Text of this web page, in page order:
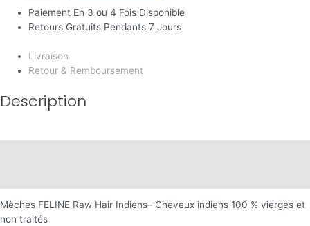
Paiement En 3 ou 4 Fois Disponible
Retours Gratuits Pendants 7 Jours
Livraison
Retour & Remboursement
Description
Mèches FELINE Raw Hair Indiens– Cheveux indiens 100 % vierges et
non traités